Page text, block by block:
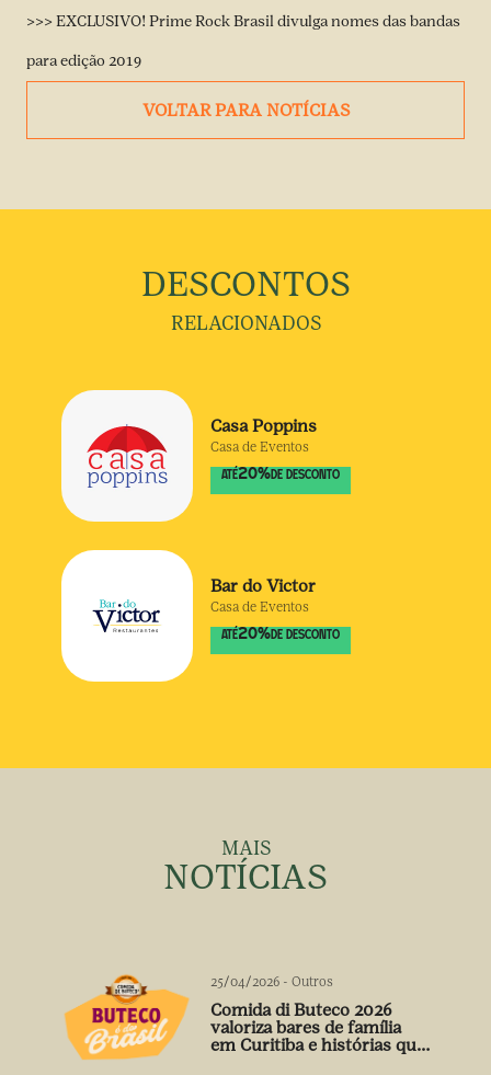
>>> EXCLUSIVO! Prime Rock Brasil divulga nomes das bandas
para edição 2019
VOLTAR PARA NOTÍCIAS
DESCONTOS
RELACIONADOS
Casa Poppins
Casa de Eventos
ATÉ20% DE DESCONTO
Bar do Victor
Casa de Eventos
ATÉ20% DE DESCONTO
MAIS
NOTÍCIAS
25/04/2026 - Outros
Comida di Buteco 2026
valoriza bares de família
em Curitiba e histórias que